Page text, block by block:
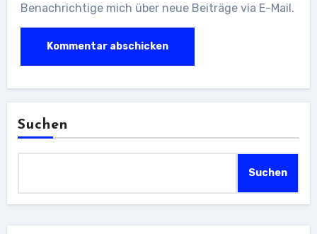
Benachrichtige mich über neue Beiträge via E-Mail.
Suchen
Suchen